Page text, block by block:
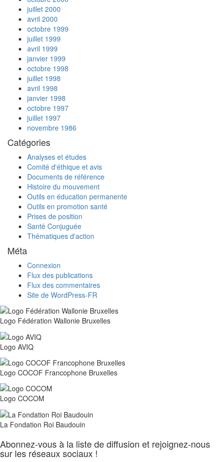
juillet 2000
avril 2000
octobre 1999
juillet 1999
avril 1999
janvier 1999
octobre 1998
juillet 1998
avril 1998
janvier 1998
octobre 1997
juillet 1997
novembre 1986
Catégories
Analyses et études
Comité d'éthique et avis
Documents de référence
Histoire du mouvement
Outils en éducation permanente
Outils en promotion santé
Prises de position
Santé Conjuguée
Thématiques d'action
Méta
Connexion
Flux des publications
Flux des commentaires
Site de WordPress-FR
Logo Fédération Wallonie Bruxelles
Logo AVIQ
Logo COCOF Francophone Bruxelles
Logo COCOM
La Fondation Roi Baudouin
Abonnez-vous à la liste de diffusion et rejoignez-nous
sur les réseaux sociaux !